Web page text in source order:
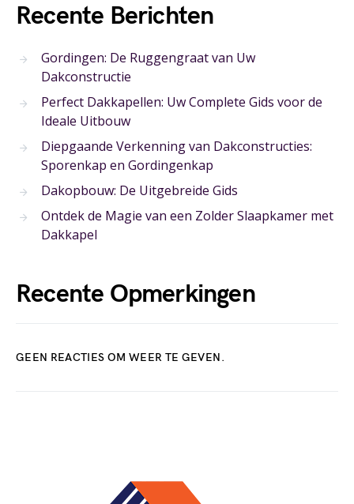
Recente Berichten
Gordingen: De Ruggengraat van Uw
Dakconstructie
Perfect Dakkapellen: Uw Complete Gids voor de
Ideale Uitbouw
Diepgaande Verkenning van Dakconstructies:
Sporenkap en Gordingenkap
Dakopbouw: De Uitgebreide Gids
Ontdek de Magie van een Zolder Slaapkamer met
Dakkapel
Recente Opmerkingen
GEEN REACTIES OM WEER TE GEVEN.